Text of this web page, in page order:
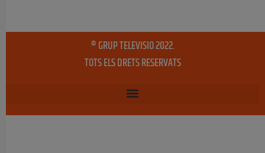
® GRUP TELEVISIO 2022.
TOTS ELS DRETS RESERVATS